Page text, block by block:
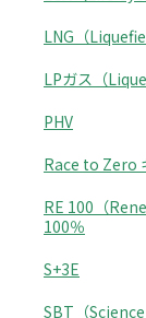
LNG（
LPガス（
PHV
Race to Zero
RE 100（
100％
S+3E
SBT（